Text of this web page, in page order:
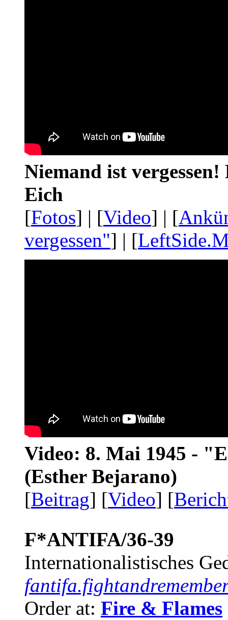
Niemand ist
Eich
[Fotos] | [Video] | [
vergessen"] | [
Video: 8. Mai 1945 -
(Esther Bejarano)
[Beitrag] [Video] [
F*ANTIFA/36-39
Internationalistisches
Order at: Fire & Flames